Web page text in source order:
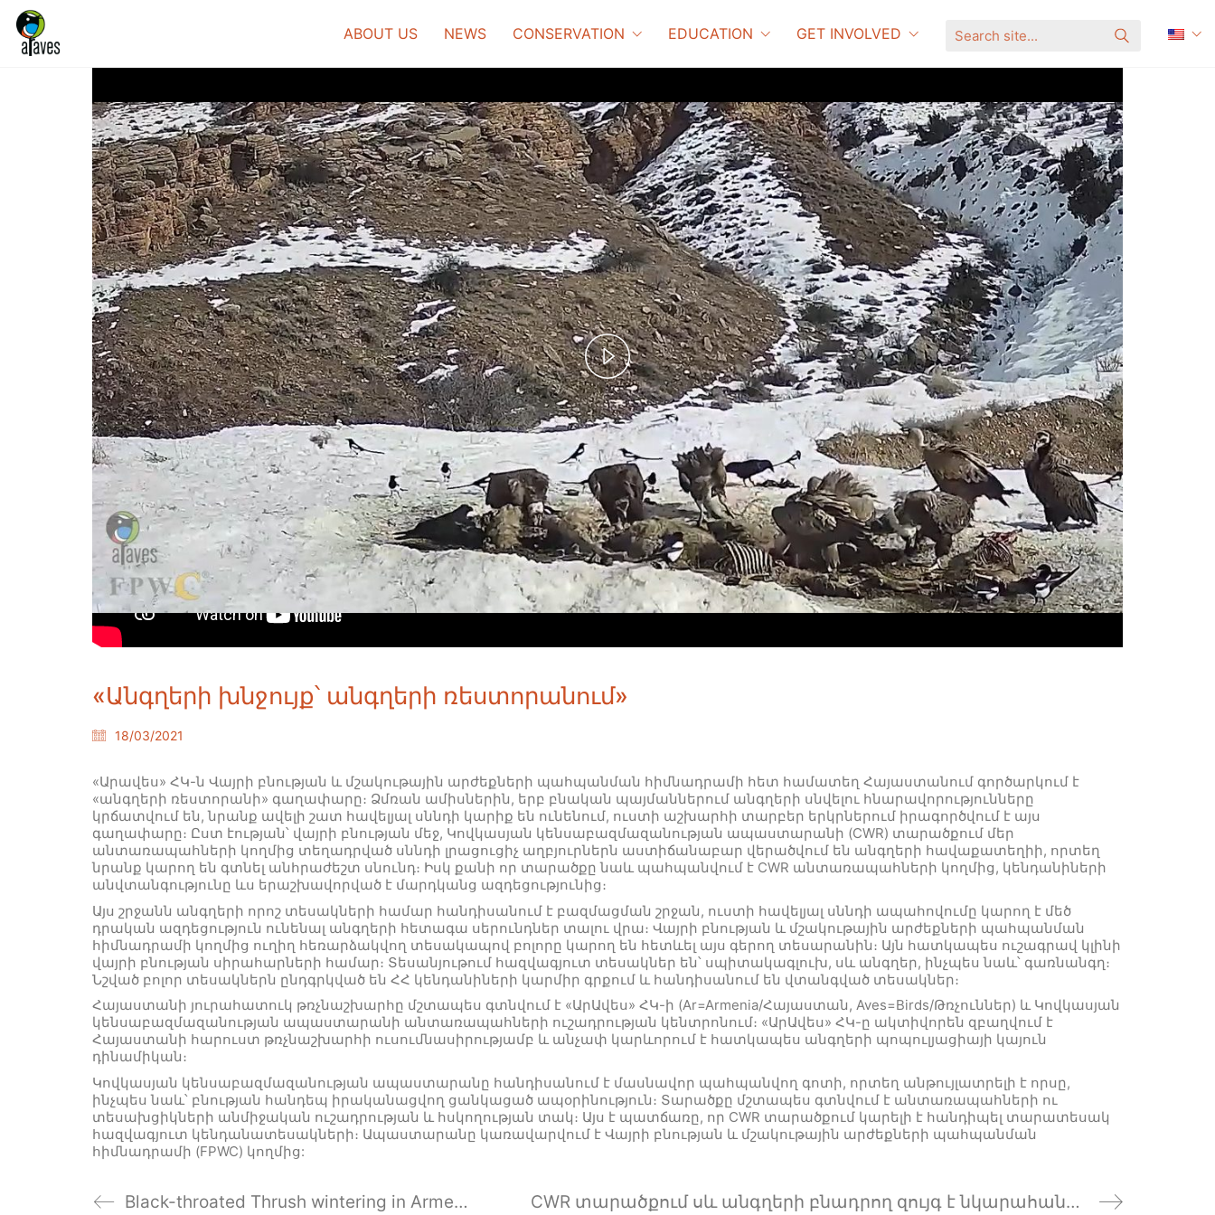
ABOUT US NEWS CONSERVATION EDUCATION GET INVOLVED Search site...
Play
Video
«Անգղերի խնջույք՝ անգղերի ռեստորանում»
18/03/2021
«Արավես» ՀԿ-ն Վայրի բնության և մշակութային արժեքների պահպանման հիմնադրամի հետ համատեղ Հայաստանում գործարկում է
«անգղերի ռեստորանի» գաղափարը։ Ձմռան ամիսներին, երբ բնական պայմաններում անգղերի սնվելու հնարավորությունները
կրճատվում են, նրանք ավելի շատ հավելյալ սննդի կարիք են ունենում, ուստի աշխարհի տարբեր երկրներում իրագործվում է այս
գաղափարը։ Ըստ էության՝ վայրի բնության մեջ, Կովկասյան կենսաբազմազանության ապաստարանի (CWR) տարածքում մեր
անտառապահների կողմից տեղադրված սննդի լրացուցիչ աղբյուրներն աստիճանաբար վերածվում են անգղերի հավաքատեղիի, որտեղ
նրանք կարող են գտնել անհրաժեշտ սնունդ։ Իսկ քանի որ տարածքը նաև պահպանվում է CWR անտառապահների կողմից, կենդանիների
անվտանգությունը ևս երաշխավորված է մարդկանց ազդեցությունից։
Այս շրջանն անգղերի որոշ տեսակների համար հանդիսանում է բազմացման շրջան, ուստի հավելյալ սննդի ապահովումը կարող է մեծ
դրական ազդեցություն ունենալ անգղերի հետագա սերունդներ տալու վրա։ Վայրի բնության և մշակութային արժեքների պահպանման
հիմնադրամի կողմից ուղիղ հեռարձակվող տեսակապով բոլորը կարող են հետևել այս գերող տեսարանին։ Այն հատկապես ուշագրավ կլինի
վայրի բնության սիրահարների համար։ Տեսանյութում հազվագյուտ տեսակներ են՝ սպիտակագլուխ, սև անգղեր, ինչպես նաև՝ գառնանգղ։
Նշված բոլոր տեսակներն ընդգրկված են ՀՀ կենդանիների կարմիր գրքում և հանդիսանում են վտանգված տեսակներ։
Հայաստանի յուրահատուկ թռչնաշխարհը մշտապես գտնվում է «ԱրԱվես» ՀԿ-ի (Ar=Armenia/Հայաստան, Aves=Birds/Թռչուններ) և Կովկասյան
կենսաբազմազանության ապաստարանի անտառապահների ուշադրության կենտրոնում։ «ԱրԱվես» ՀԿ-ը ակտիվորեն զբաղվում է
Հայաստանի հարուստ թռչնաշխարհի ուսումնասիրությամբ և անչափ կարևորում է հատկապես անգղերի պոպուլյացիայի կայուն
դինամիկան։
Կովկասյան կենսաբազմազանության ապաստարանը հանդիսանում է մասնավոր պահպանվող գոտի, որտեղ անթույլատրելի է որսը,
ինչպես նաև՝ բնության հանդեպ իրականացվող ցանկացած ապօրինություն։ Տարածքը մշտապես գտնվում է անտառապահների ու
տեսախցիկների անմիջական ուշադրության և հսկողության տակ։ Այս է պատճառը, որ CWR տարածքում կարելի է հանդիպել տարատեսակ
հազվագյուտ կենդանատեսակների։ Ապաստարանը կառավարվում է Վայրի բնության և մշակութային արժեքների պահպանման
հիմնադրամի (FPWC) կողմից:
Black-throated Thrush wintering in Armenia CWR տարածքում սև անգղերի բնադրող զույգ է նկարահանվել